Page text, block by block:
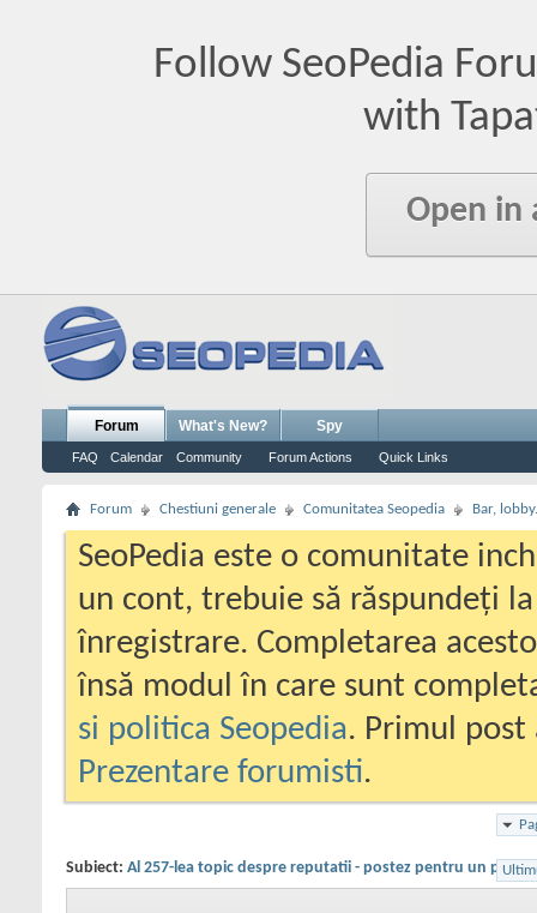
Follow SeoPedia
with
Open in
Forum
FAQ Calendar Community Forum Actions Quick Links
What's New? Spy
Forum Chestiuni generale Comunitatea Seopedia Bar,
SeoPedia este o comunitate
un cont, trebuie să răspundeți
înregistrare. Completarea
însă modul în care sunt
si politica Seopedia. Primul
Prezentare forumisti.
Subiect: Al 257-lea topic despre reputatii - postez pentru un